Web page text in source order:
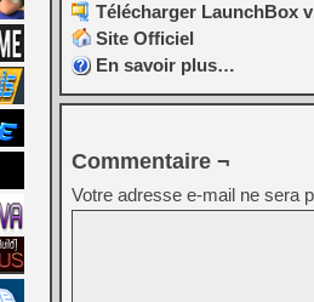
Télécharger LaunchBox
Site Officiel
En savoir plus…
Commentaire ¬
Votre adresse e-mail ne sera